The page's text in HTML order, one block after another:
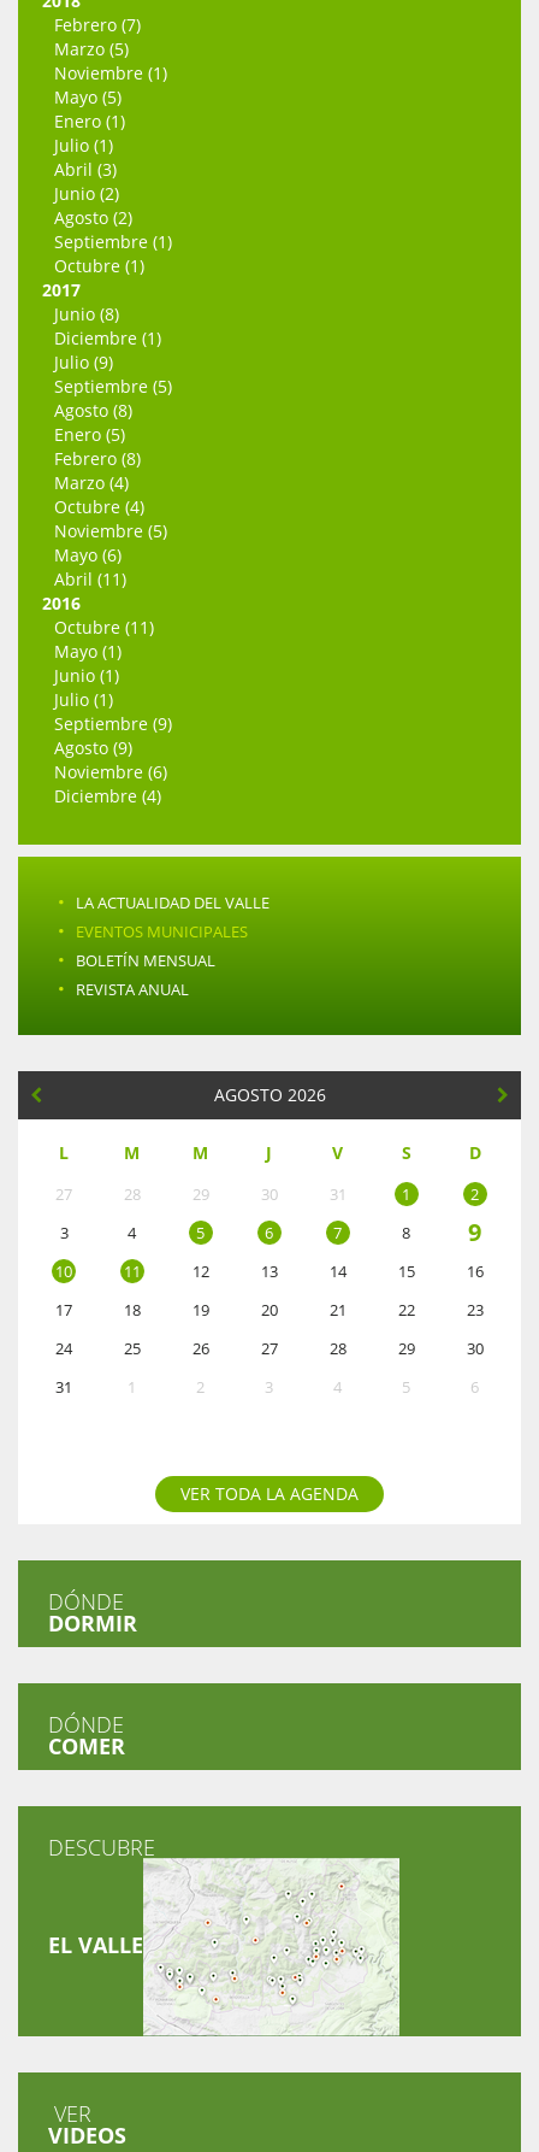
Febrero (7)
Marzo (5)
Noviembre (1)
Mayo (5)
Enero (1)
Julio (1)
Abril (3)
Junio (2)
Agosto (2)
Septiembre (1)
Octubre (1)
2017
Junio (8)
Diciembre (1)
Julio (9)
Septiembre (5)
Agosto (8)
Enero (5)
Febrero (8)
Marzo (4)
Octubre (4)
Noviembre (5)
Mayo (6)
Abril (11)
2016
Octubre (11)
Mayo (1)
Junio (1)
Julio (1)
Septiembre (9)
Agosto (9)
Noviembre (6)
Diciembre (4)
· LA ACTUALIDAD DEL VALLE
· EVENTOS MUNICIPALES
· BOLETÍN MENSUAL
· REVISTA ANUAL
AGOSTO 2026
L M M J V S D
27 28 29 30 31 1
2
3
4 5 6 7 8 9
10 11 12 13 14 15
16
17
18 19 20 21 22
23
24
25 26 27 28 29
30
31
1 2 3 4 5 6
VER TODA LA AGENDA
DÓNDE
DORMIR
DÓNDE
COMER
DESCUBRE
EL VALLE
VER
VIDEOS